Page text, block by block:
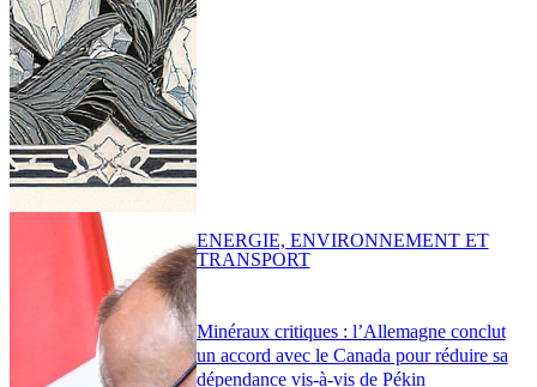
Minéraux critiques : l’Allemagne conclut
un accord avec le Canada pour réduire sa
dépendance vis-à-vis de Pékin
ENERGIE, ENVIRONNEMENT ET
TRANSPORT